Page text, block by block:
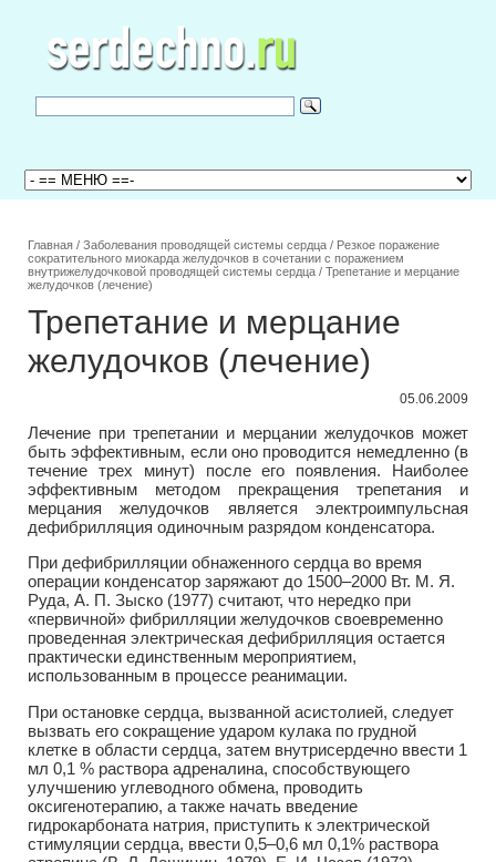
Главная / Заболевания проводящей системы сердца / Резкое поражение
сократительного миокарда желудочков в сочетании с поражением
внутрижелудочковой проводящей системы сердца / Трепетание и мерцание
желудочков (лечение)
Трепетание и мерцание
желудочков (лечение)
05.06.2009
Лечение при трепетании и мерцании желудочков может
быть эффективным, если оно проводится немедленно (в
течение трех минут) после его появления. Наиболее
эффективным методом прекращения трепетания и
мерцания желудочков является электроимпульсная
дефибрилляция одиночным разрядом конденсатора.
При дефибрилляции обнаженного сердца во время
операции конденсатор заряжают до 1500–2000 Вт. М. Я.
Руда, А. П. Зыско (1977) считают, что нередко при
«первичной» фибрилляции желудочков своевременно
проведенная электрическая дефибрилляция остается
практически единственным мероприятием,
использованным в процессе реанимации.
При остановке сердца, вызванной асистолией, следует
вызвать его сокращение ударом кулака по грудной
клетке в области сердца, затем внутрисердечно ввести 1
мл 0,1 % раствора адреналина, способствующего
улучшению углеводного обмена, проводить
оксигенотерапию, а также начать введение
гидрокарбоната натрия, приступить к электрической
стимуляции сердца, ввести 0,5–0,6 мл 0,1% раствора